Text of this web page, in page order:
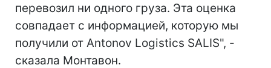
перевозил ни одного груза. Эта оценка
совпадает с информацией, которую мы
получили от Antonov Logistics SALIS", -
сказала Монтавон.